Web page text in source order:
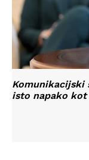
Komunikacijski
isto napako